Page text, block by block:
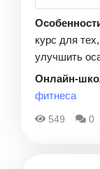
курс для
улучшить
Онлайн-
фитнеса
549 0